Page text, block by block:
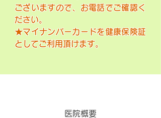
ございますので、お電話でご確認く
ださい。
★マイナンバーカードを健康保険証
としてご利用頂けます。
医院概要